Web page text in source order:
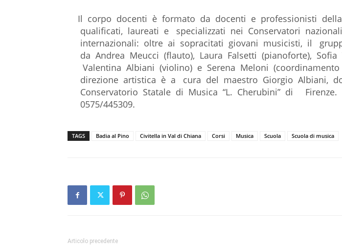
Il corpo docenti è formato da docenti e professionisti
qualificati, laureati e specializzati nei Conservatori
internazionali: oltre ai sopracitati giovani musicisti, il
da Andrea Meucci (flauto), Laura Falsetti (pianoforte), Sofia
Valentina Albiani (violino) e Serena Meloni
direzione artistica è a cura del maestro Giorgio Albiani,
Conservatorio Statale di Musica “L. Cherubini” di
0575/445309.
TAGS Badia al Pino Civitella in Val di Chiana Corsi Musica Scuola Scuola di musica
Articolo precedente